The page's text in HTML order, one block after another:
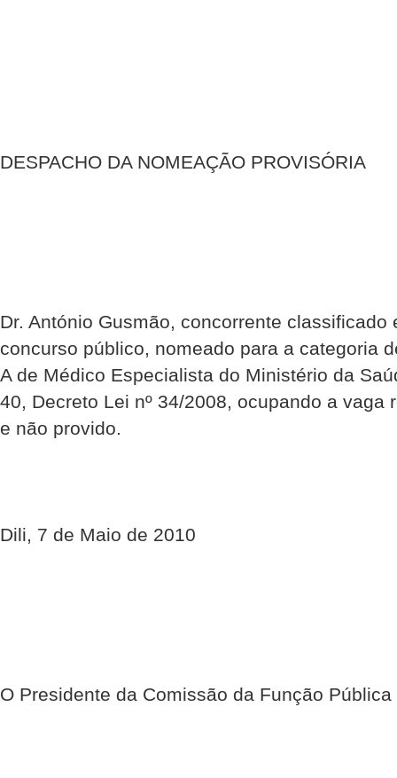
DESPACHO DA NOMEAÇÃO PROVISÓRIA
Dr. António Gusmão, concorrente classificado
concurso público, nomeado para a categoria
A de Médico Especialista do Ministério da
40, Decreto Lei nº 34/2008, ocupando a vaga
e não provido.
Dili, 7 de Maio de 2010
O Presidente da Comissão da Função Pública